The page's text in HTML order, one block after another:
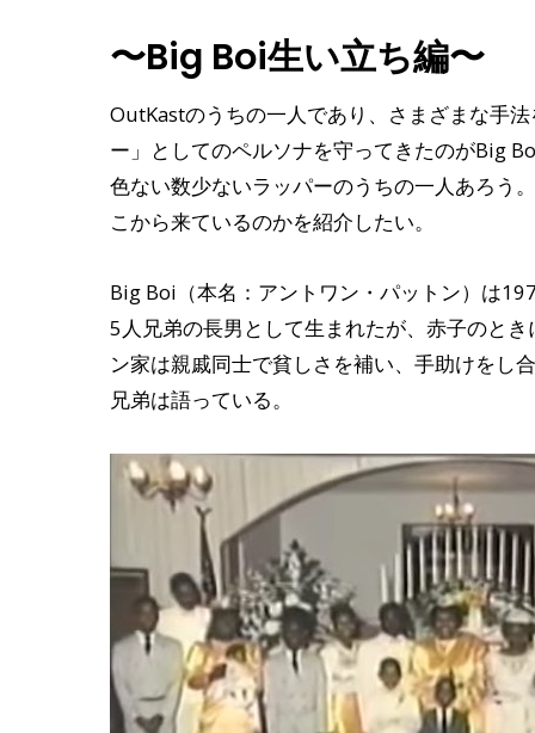
〜Big Boi生い立ち編〜
OutKastのうちの一人であり、さまざまな手
ー」としてのペルソナを守ってきたのがBig
色ない数少ないラッパーのうちの一人あろう
こから来ているのかを紹介したい。
Big Boi（本名：アントワン・パットン）は
5人兄弟の長男として生まれたが、赤子のと
ン家は親戚同士で貧しさを補い、手助けをし
兄弟は語っている。